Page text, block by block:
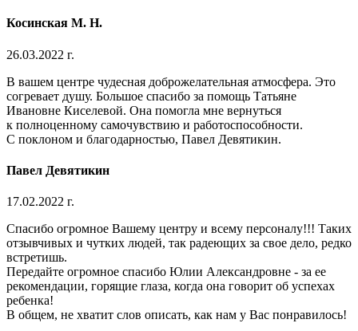
Косинская М. Н.
26.03.2022 г.
В вашем центре чудесная доброжелательная атмосфера. Это
согревает душу. Большое спасибо за помощь Татьяне
Ивановне Киселевой. Она помогла мне вернуться
к полноценному самочувствию и работоспособности.
С поклоном и благодарностью, Павел Девятикин.
Павел Девятикин
17.02.2022 г.
Спасибо огромное Вашему центру и всему персоналу!!! Таких
отзывчивых и чутких людей, так радеющих за свое дело, редко
встретишь.
Передайте огромное спасибо Юлии Александровне - за ее
рекомендации, горящие глаза, когда она говорит об успехах
ребенка!
В общем, не хватит слов описать, как нам у Вас понравилось!